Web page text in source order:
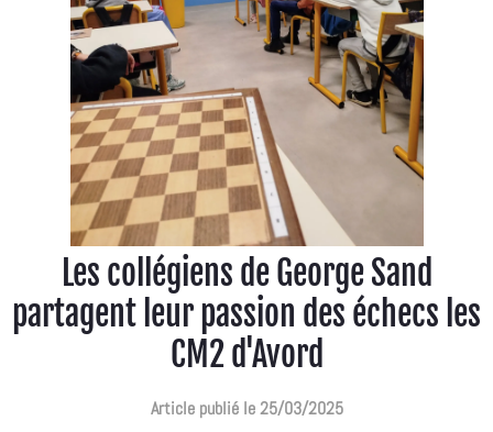
Les collégiens de George Sand
partagent leur passion des échecs les
CM2 d'Avord
Article publié le 25/03/2025